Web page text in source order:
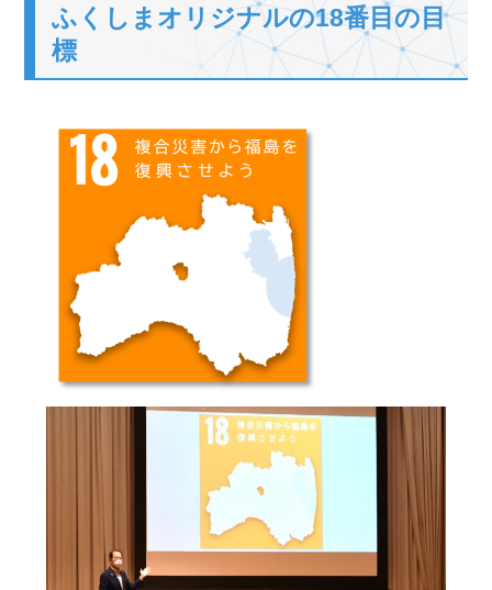
ふくしまオリジナルの18番目の目
標